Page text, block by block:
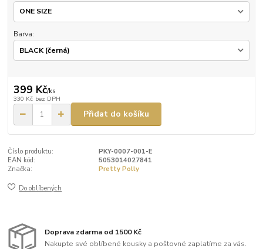
Barva:
399 Kč/ks
330 Kč bez DPH
Přidat do košíku
Číslo produktu:
PKY-0007-001-E
EAN kód:
5053014027841
Značka:
Pretty Polly
Do oblíbených
Doprava zdarma od 1500 Kč
Nakupte své oblíbené kousky a poštovné zaplatíme za vás.